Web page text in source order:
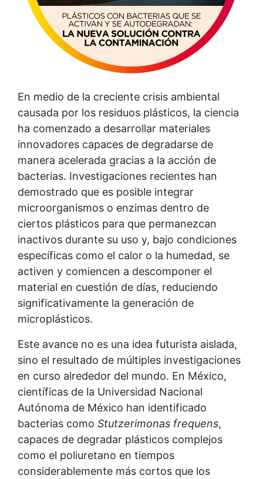
En medio de la creciente crisis ambiental
causada por los residuos plásticos, la ciencia
ha comenzado a desarrollar materiales
innovadores capaces de degradarse de
manera acelerada gracias a la acción de
bacterias. Investigaciones recientes han
demostrado que es posible integrar
microorganismos o enzimas dentro de
ciertos plásticos para que permanezcan
inactivos durante su uso y, bajo condiciones
específicas como el calor o la humedad, se
activen y comiencen a descomponer el
material en cuestión de días, reduciendo
significativamente la generación de
microplásticos.
Este avance no es una idea futurista aislada,
sino el resultado de múltiples investigaciones
en curso alrededor del mundo. En México,
científicas de la Universidad Nacional
Autónoma de México han identificado
bacterias como Stutzerimonas frequens,
capaces de degradar plásticos complejos
como el poliuretano en tiempos
considerablemente más cortos que los